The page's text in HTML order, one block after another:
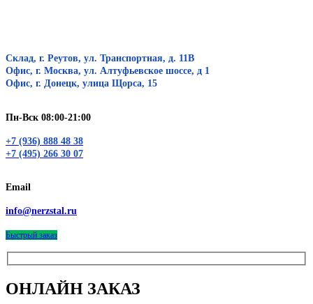
Склад, г. Реутов, ул. Транспортная, д. 11В
Офис, г. Москва, ул. Алтуфьевское шоссе, д 1
Офис, г. Донецк, улица Щорса, 15
Пн-Вск 08:00-21:00
+7 (936) 888 48 38
+7 (495) 266 30 07
Email
info@nerzstal.ru
Быстрый заказ
ОНЛАЙН ЗАКАЗ